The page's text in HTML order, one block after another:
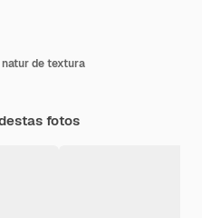
de textura
fotos